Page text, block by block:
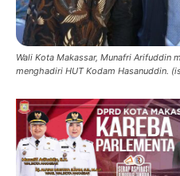
Wali Kota Makassar, Munafri Arifuddin
menghadiri HUT Kodam Hasanuddin.